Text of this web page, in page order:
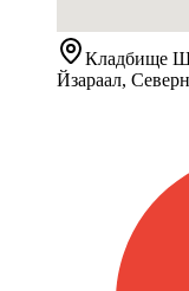
Кладбище
Йзараал,